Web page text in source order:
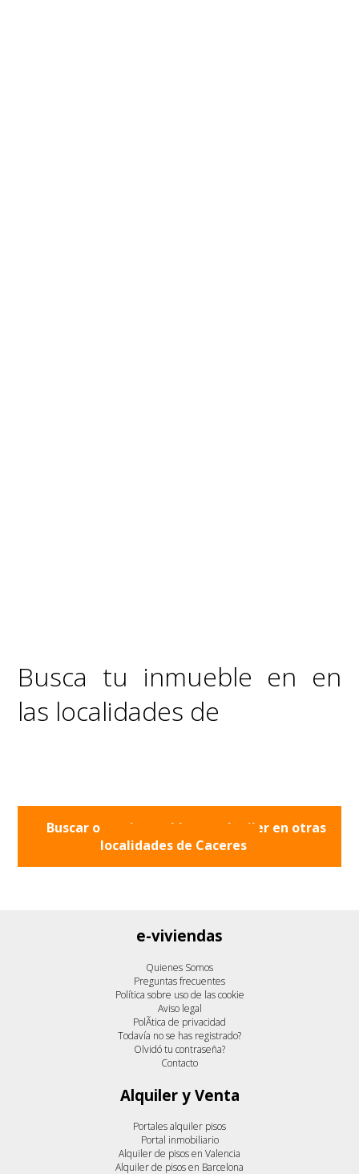
Busca tu inmueble en en
las localidades de
Buscar otros inmuebles en alquiler en otras
localidades de Caceres
e-viviendas
Quienes Somos
Preguntas frecuentes
Política sobre uso de las cookie
Aviso legal
PolÃ­tica de privacidad
Todavía no se has registrado?
Olvidó tu contraseña?
Contacto
Alquiler y Venta
Portales alquiler pisos
Portal inmobiliario
Alquiler de pisos en Valencia
Alquiler de pisos en Barcelona